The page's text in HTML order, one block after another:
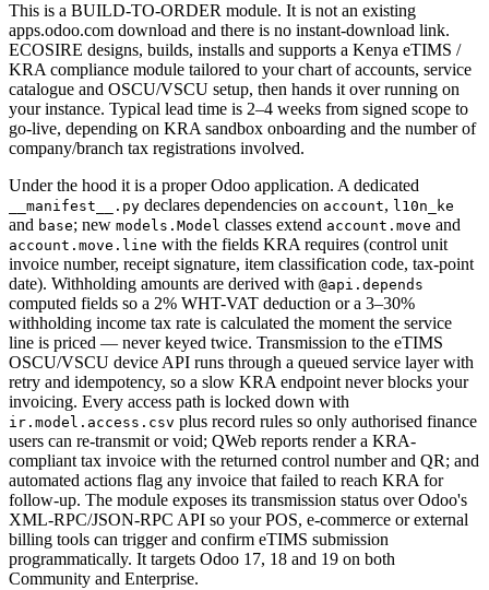
This is a BUILD-TO-ORDER module. It is not an existing
apps.odoo.com download and there is no instant-download link.
ECOSIRE designs, builds, installs and supports a Kenya eTIMS /
KRA compliance module tailored to your chart of accounts, service
catalogue and OSCU/VSCU setup, then hands it over running on
your instance. Typical lead time is 2–4 weeks from signed scope to
go-live, depending on KRA sandbox onboarding and the number of
company/branch tax registrations involved.
Under the hood it is a proper Odoo application. A dedicated
__manifest__.py declares dependencies on account, l10n_ke
and base; new models.Model classes extend account.move and
account.move.line with the fields KRA requires (control unit
invoice number, receipt signature, item classification code, tax-point
date). Withholding amounts are derived with @api.depends
computed fields so a 2% WHT-VAT deduction or a 3–30%
withholding income tax rate is calculated the moment the service
line is priced — never keyed twice. Transmission to the eTIMS
OSCU/VSCU device API runs through a queued service layer with
retry and idempotency, so a slow KRA endpoint never blocks your
invoicing. Every access path is locked down with
ir.model.access.csv plus record rules so only authorised finance
users can re-transmit or void; QWeb reports render a KRA-
compliant tax invoice with the returned control number and QR; and
automated actions flag any invoice that failed to reach KRA for
follow-up. The module exposes its transmission status over Odoo's
XML-RPC/JSON-RPC API so your POS, e-commerce or external
billing tools can trigger and confirm eTIMS submission
programmatically. It targets Odoo 17, 18 and 19 on both
Community and Enterprise.